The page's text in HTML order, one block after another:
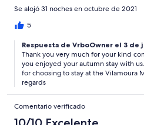
Se alojó 31 noches en octubre de 2021
5
Respuesta de VrboOwner el 3 de
Thank you very much for your kind
you enjoyed your autumn stay with
for choosing to stay at the Vilamoura
regards
Comentario verificado